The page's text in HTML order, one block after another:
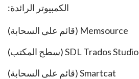
الكمبيوتر الرائدة:
Memsource (قائم على السحابة)
SDL Trados Studio (سطح المكتب)
Smartcat (قائم على السحابة)